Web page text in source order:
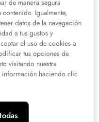
y mantener la
de una aplicación. Esto
con la base de datos,
la seguridad,
de Aplicaciones) y asegurar
otras funciones, de trabajar
, especialmente en proyectos que
una gran cantidad de tráfico.
de manera segura
Igualmente,
datos de la navegación
a tus gustos y
el uso de cookies a
tus opciones de
visitando nuestra
información haciendo clic